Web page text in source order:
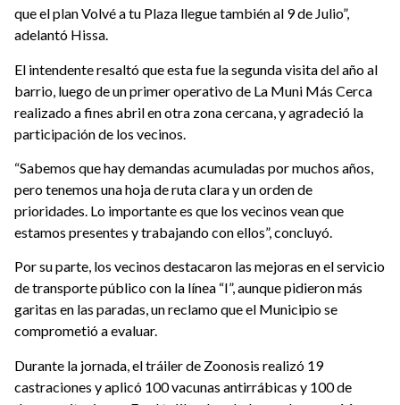
que el plan Volvé a tu Plaza llegue también al 9 de Julio”,
adelantó Hissa.
El intendente resaltó que esta fue la segunda visita del año al
barrio, luego de un primer operativo de La Muni Más Cerca
realizado a fines abrilenotra zonacercana , y agradeció la
participación de los vecinos.
“Sabemos que hay demandas acumuladas por muchos años,
pero tenemos una hoja de ruta clara y un orden de
prioridades. Lo importante es que los vecinos vean que
estamos presentes y trabajando con ellos”, concluyó.
Por su parte, los vecinos destacaron las mejoras en el servicio
de transporte público con la línea “I”, aunque pidieron más
garitas en las paradas, un reclamo que el Municipio se
comprometió a evaluar.
Durante la jornada, el tráiler de Zoonosis realizó 19
castraciones y aplicó 100 vacunas antirrábicas y 100 de